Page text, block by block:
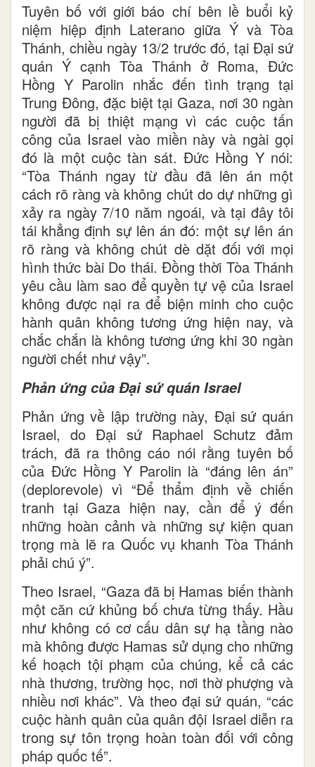
Tuyên bố với giới báo chí bên lề buổi kỷ
niệm hiệp định Laterano giữa Ý và Tòa
Thánh, chiều ngày 13/2 trước đó, tại Đại sứ
quán Ý cạnh Tòa Thánh ở Roma, Đức
Hồng Y Parolin nhắc đến tình trạng tại
Trung Đông, đặc biệt tại Gaza, nơi 30 ngàn
người đã bị thiệt mạng vì các cuộc tấn
công của Israel vào miền này và ngài gọi
đó là một cuộc tàn sát. Đức Hồng Y nói:
“Tòa Thánh ngay từ đầu đã lên án một
cách rõ ràng và không chút do dự những gì
xảy ra ngày 7/10 năm ngoái, và tại đây tôi
tái khẳng định sự lên án đó: một sự lên án
rõ ràng và không chút dè dặt đối với mọi
hình thức bài Do thái. Đồng thời Tòa Thánh
yêu cầu làm sao để quyền tự vệ của Israel
không được nại ra để biện minh cho cuộc
hành quân không tương ứng hiện nay, và
chắc chắn là không tương ứng khi 30 ngàn
người chết như vậy”.
Phản ứng của Đại sứ quán Israel
Phản ứng về lập trường này, Đại sứ quán
Israel, do Đại sứ Raphael Schutz đảm
trách, đã ra thông cáo nói rằng tuyên bố
của Đức Hồng Y Parolin là “đáng lên án”
(deplorevole) vì “Để thẩm định về chiến
tranh tại Gaza hiện nay, cần để ý đến
những hoàn cảnh và những sự kiện quan
trọng mà lẽ ra Quốc vụ khanh Tòa Thánh
phải chú ý”.
Theo Israel, “Gaza đã bị Hamas biến thành
một căn cứ khủng bố chưa từng thấy. Hầu
như không có cơ cấu dân sự hạ tầng nào
mà không được Hamas sử dụng cho những
kế hoạch tội phạm của chúng, kể cả các
nhà thương, trường học, nơi thờ phượng và
nhiều nơi khác”. Và theo đại sứ quán, “các
cuộc hành quân của quân đội Israel diễn ra
trong sự tôn trọng hoàn toàn đối với công
pháp quốc tế”.